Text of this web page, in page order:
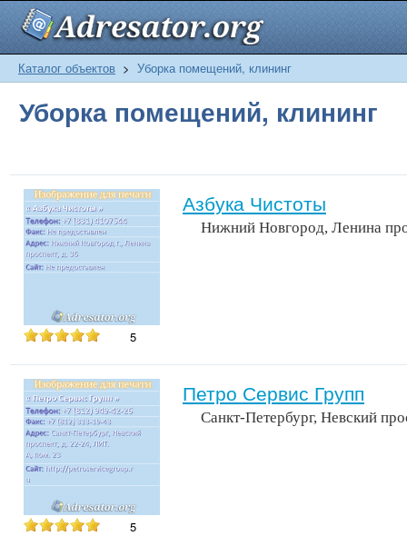
Каталог объектов > Уборка помещений, клининг
Уборка помещений, клининг
5
Азбука Чистоты
Нижний Новгород, Ленина
5
Петро Сервис Групп
Санкт-Петербург, Невский